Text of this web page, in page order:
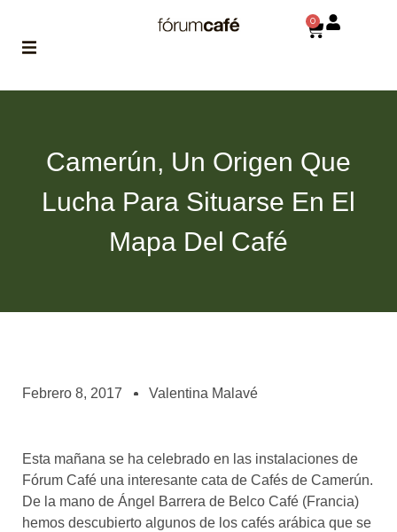
de fórum
asociados
el café siempre tiene
algo nuevo que
enseñarnos
0
Camerún, Un Origen Que
Lucha Para Situarse En El
Mapa Del Café
Febrero 8, 2017 Valentina Malavé
Esta mañana se ha celebrado en las instalaciones de
Fórum Café una interesante cata de Cafés de Camerún.
De la mano de Ángel Barrera de Belco Café (Francia)
hemos descubierto algunos de los cafés arábica que se